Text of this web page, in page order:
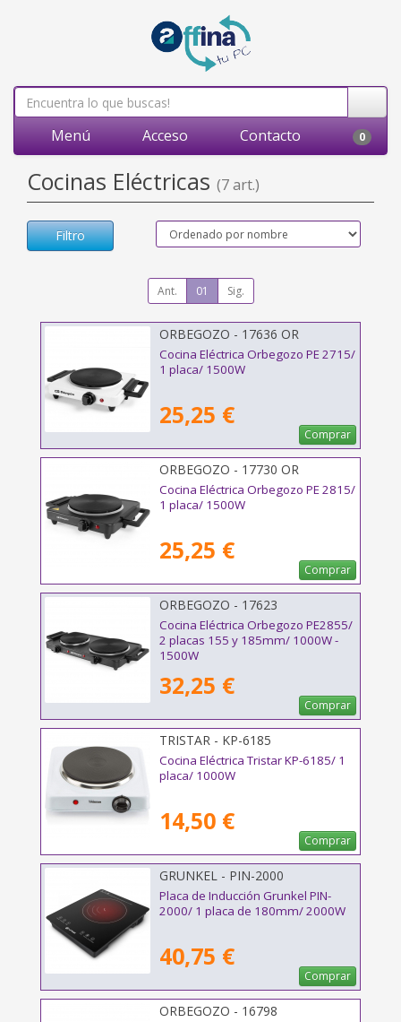
Menú Acceso Contacto 0
Cocinas Eléctricas (7 art.)
Filtro
Ant. 01 Sig.
ORBEGOZO - 17636 OR
Cocina Eléctrica Orbegozo PE 2715/
1 placa/ 1500W
25,25 €
Comprar
ORBEGOZO - 17730 OR
Cocina Eléctrica Orbegozo PE 2815/
1 placa/ 1500W
25,25 €
Comprar
ORBEGOZO - 17623
Cocina Eléctrica Orbegozo PE2855/
2 placas 155 y 185mm/ 1000W -
1500W
32,25 €
Comprar
TRISTAR - KP-6185
Cocina Eléctrica Tristar KP-6185/ 1
placa/ 1000W
14,50 €
Comprar
GRUNKEL - PIN-2000
Placa de Inducción Grunkel PIN-
2000/ 1 placa de 180mm/ 2000W
40,75 €
Comprar
ORBEGOZO - 16798